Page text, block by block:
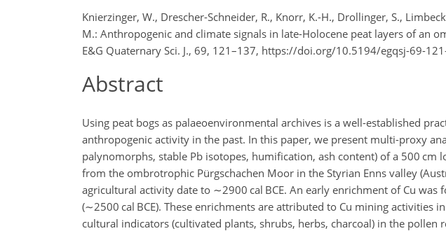
Knierzinger, W., Drescher-Schneider, R., Knorr, K.-H., Drollinger, S.,
M.: Anthropogenic and climate signals in late-Holocene peat layers of an
E&G Quaternary Sci. J., 69, 121–137, https://doi.org/10.5194/egqsj-69-
Abstract
Using peat bogs as palaeoenvironmental archives is a well-established
anthropogenic activity in the past. In this paper, we present multi-proxy
palynomorphs, stable Pb isotopes, humification, ash content) of a 500 cm
from the ombrotrophic Pürgschachen Moor in the Styrian Enns valley
agricultural activity date to ∼2900 cal BCE. An early enrichment of Cu
(∼2500 cal BCE). These enrichments are attributed to Cu mining activities
cultural indicators (cultivated plants, shrubs, herbs, charcoal) in the